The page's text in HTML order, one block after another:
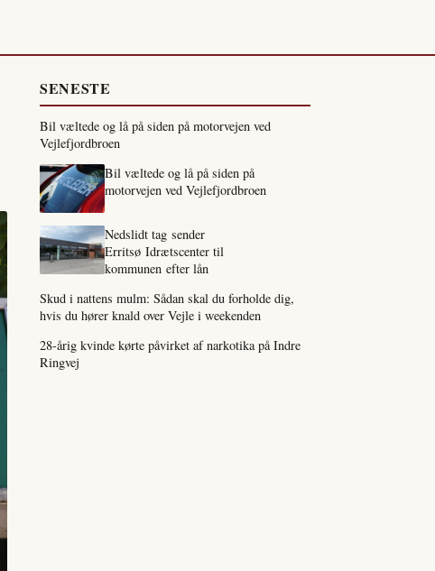
SENESTE
Bil væltede og lå på siden på motorvejen ved
Vejlefjordbroen
Bil væltede og lå på siden på
motorvejen ved Vejlefjordbroen
Nedslidt tag sender
Erritsø Idrætscenter til
kommunen efter lån
Skud i nattens mulm: Sådan skal du forholde dig,
hvis du hører knald over Vejle i weekenden
28-årig kvinde kørte påvirket af narkotika på Indre
Ringvej